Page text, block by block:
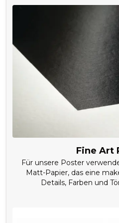
Fine Art
Für unsere Poster
Matt-Papier, das eine
Details, Farben und